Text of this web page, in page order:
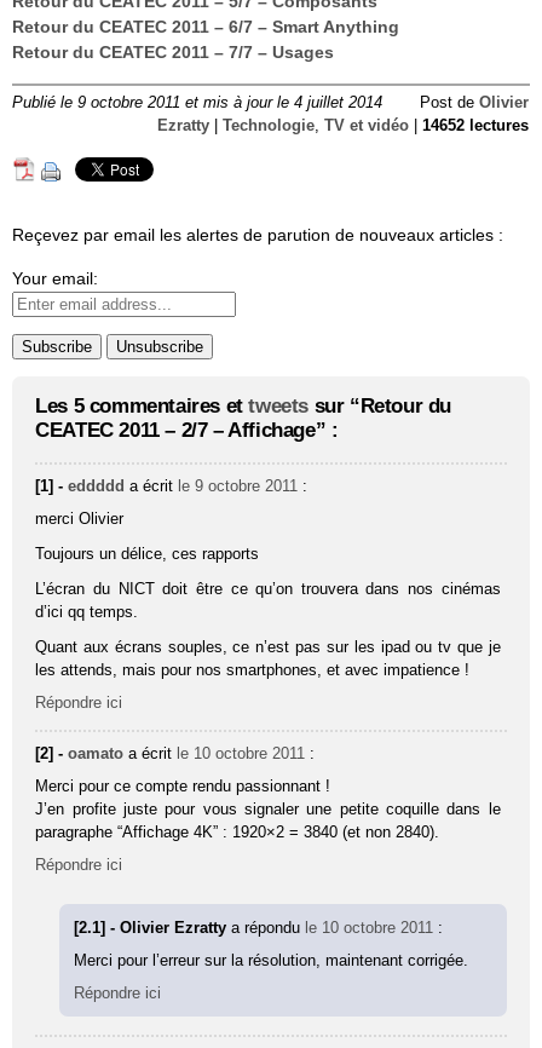
Retour du CEATEC 2011 – 6/7 – Smart Anything
Retour du CEATEC 2011 – 7/7 – Usages
Publié le 9 octobre 2011 et mis à jour le 4 juillet 2014 Post de Olivier
Ezratty
Technologie, TV et vidéo 14652 lectures
Reçevez par email les alertes de parution de nouveaux articles :
Your email:
Les 5 commentaires ettweets sur “Retour du
CEATEC 2011 – 2/7 – Affichage” :
[1] -eddddd a écrit le 9 octobre 2011 :
merci Olivier
Toujours un délice, ces rapports
L’écran du NICT doit être ce qu’on trouvera dans nos cinémas
d’ici qq temps.
Quant aux écrans souples, ce n’est pas sur les ipad ou tv que je
les attends, mais pour nos smartphones, et avec impatience !
Répondre ici
[2] -oamato a écrit le 10 octobre 2011 :
Merci pour ce compte rendu passionnant !
J’en profite juste pour vous signaler une petite coquille dans le
paragraphe “Affi­chage 4K” : 1920×2 = 3840 (et non 2840).
Répondre ici
[2.1] - Olivier Ezrattya répondu le 10 octobre 2011 :
Merci pour l’erreur sur la résolution, maintenant corrigée.
Répondre ici